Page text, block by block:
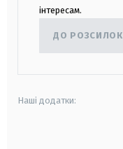
інтересам.
ДО РОЗСИЛОК
Наші додатки: